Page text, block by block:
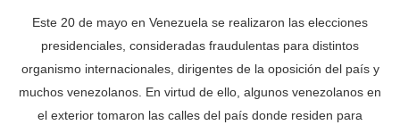
Este 20 de mayo en Venezuela se realizaron las elecciones
presidenciales, consideradas fraudulentas para distintos
organismo internacionales, dirigentes de la oposición del país y
muchos venezolanos. En virtud de ello, algunos venezolanos en
el exterior tomaron las calles del país donde residen para